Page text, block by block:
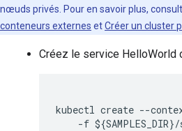
nœuds privés. Pour en savoir plus,
conteneurs externes etCréer un cluster
Créez le service HelloWorld
kubectl create --
-f